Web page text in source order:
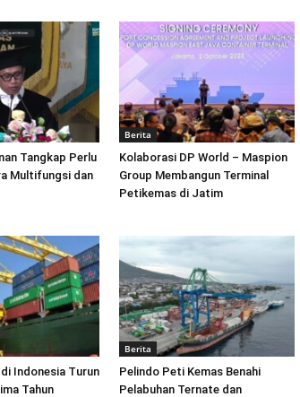
Tangkap Perlu
Multifungsi dan
Berita
Kolaborasi DP World – Maspion
Group Membangun Terminal
Petikemas di Jatim
Indonesia Turun
Tahun
Berita
Pelindo Peti Kemas Benahi
Pelabuhan Ternate dan